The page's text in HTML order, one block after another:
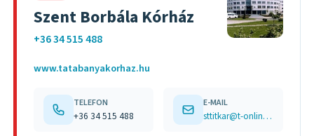
Szent Borbála Kórház
+36 34 515 488
www.tatabanyakorhaz.hu
TELEFON
+36 34 515 488
E-MAIL
sttitkar@t-online.hu